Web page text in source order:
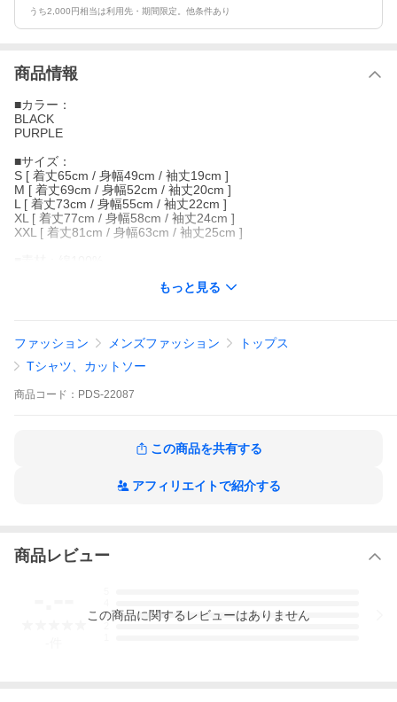
うち2,000円相当は利用先・期間限定。他条件あり
商品情報
■カラー：
BLACK
PURPLE
■サイズ：
S [ 着丈65cm / 身幅49cm / 袖丈19cm ]
M [ 着丈69cm / 身幅52cm / 袖丈20cm ]
L [ 着丈73cm / 身幅55cm / 袖丈22cm ]
XL [ 着丈77cm / 身幅58cm / 袖丈24cm ]
XXL [ 着丈81cm / 身幅63cm / 袖丈25cm ]
トに！
どっちの色もいいよね〜。
その表情に映るのは、怒りか？悲しみか？
もっと見る
ファッション メンズファッション
トップス
Tシャツ、カットソー
商品 コード： PDS-22087
この商品を共有する
アフィリエイトで紹介する
商品レビュー
3
この商品に関するレビューはありません